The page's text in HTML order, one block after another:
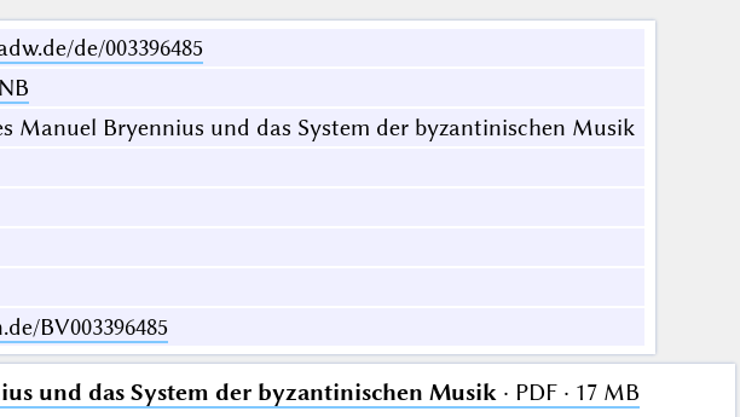
de/003396485
Manuel Bryennius und das System der byzantinischen Musik
BV003396485
und das System der byzantinischen Musik· PDF · 17 MB